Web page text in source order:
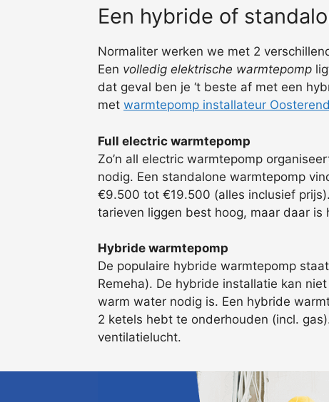
Een hybride of
Normaliter werken we met 2
Een volledig elektrische warmtepomp
dat geval ben je ‘t beste af met een
met warmtepomp installateur Oosterend
Full electric warmtepomp
Zo’n all electric warmtepomp
nodig. Een standalone warmtepomp
€9.500 tot €19.500 (alles inclusief
tarieven liggen best hoog, maar daar is
Hybride warmtepomp
De populaire hybride warmtepomp
Remeha). De hybride installatie kan
warm water nodig is. Een hybride
2 ketels hebt te onderhouden (incl.
ventilatielucht.